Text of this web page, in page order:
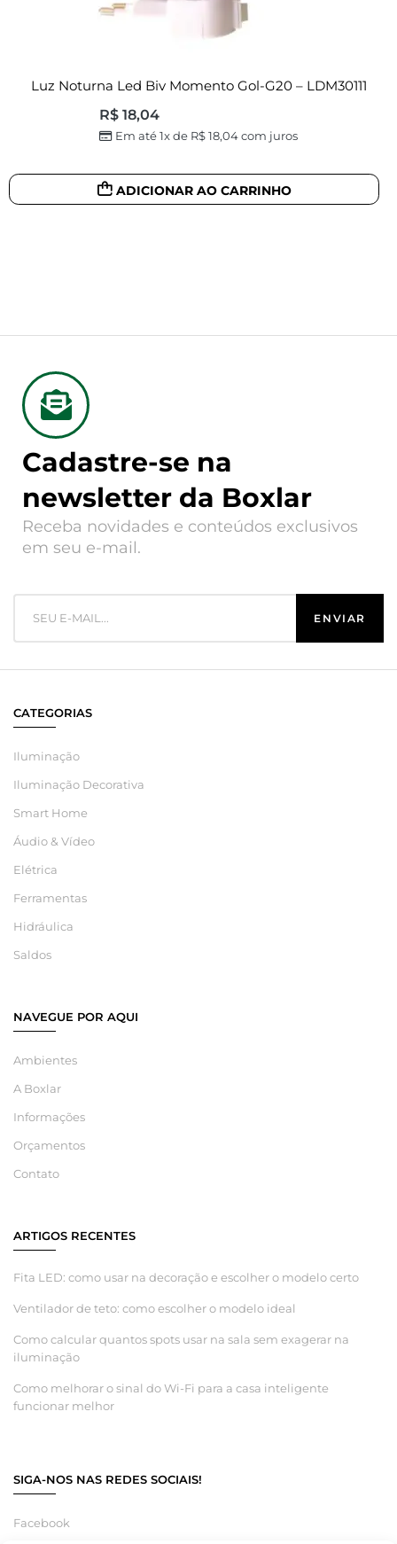
Luz Noturna Led Biv Momento Gol-G20 – LDM30111
R$18,04
Em até 1x de R$18,04com juros
ADICIONAR AO CARRINHO
Cadastre-se na
newsletter da Boxlar
Receba novidades e conteúdos exclusivos
em seu e-mail.
CATEGORIAS
Iluminação
Iluminação Decorativa
Smart Home
Áudio & Vídeo
Elétrica
Ferramentas
Hidráulica
Saldos
NAVEGUE POR AQUI
Ambientes
A Boxlar
Informações
Orçamentos
Contato
ARTIGOS RECENTES
Fita LED: como usar na decoração e escolher o modelo certo
Ventilador de teto: como escolher o modelo ideal
Como calcular quantos spots usar na sala sem exagerar na
iluminação
Como melhorar o sinal do Wi-Fi para a casa inteligente
funcionar melhor
SIGA-NOS NAS REDES SOCIAIS!
Facebook